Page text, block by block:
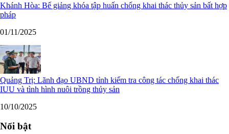
Khánh Hòa: Bế giảng khóa tập huấn chống khai thác thủy sản bất hợp
pháp
01/11/2025
Quảng Trị: Lãnh đạo UBND tỉnh kiểm tra công tác chống khai thác
IUU và tình hình nuôi trồng thủy sản
10/10/2025
Nổi bật